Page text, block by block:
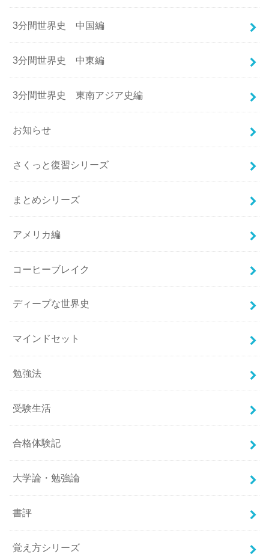
3分間世界史 中国編
3分間世界史 中東編
3分間世界史 東南アジア史編
お知らせ
さくっと復習シリーズ
まとめシリーズ
アメリカ編
コーヒーブレイク
ディープな世界史
マインドセット
勉強法
受験生活
合格体験記
大学論・勉強論
書評
覚え方シリーズ